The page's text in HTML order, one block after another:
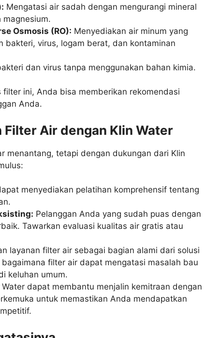
Mengatasi air sadah dengan mengurangi mineral
Osmosis (RO): Menyediakan air minum yang
bakteri, virus, logam berat, dan kontaminan
dan virus tanpa menggunakan bahan kimia.
ini, Anda bisa memberikan rekomendasi
Anda.
Air dengan Klin Water
menantang, tetapi dengan dukungan dari Klin
menyediakan pelatihan komprehensif tentang
Pelanggan Anda yang sudah puas dengan
Tawarkan evaluasi kualitas air gratis atau
layanan filter air sebagai bagian alami dari solusi
filter air dapat mengatasi masalah bau
keluhan umum.
Water dapat membantu menjalin kemitraan dengan
untuk memastikan Anda mendapatkan